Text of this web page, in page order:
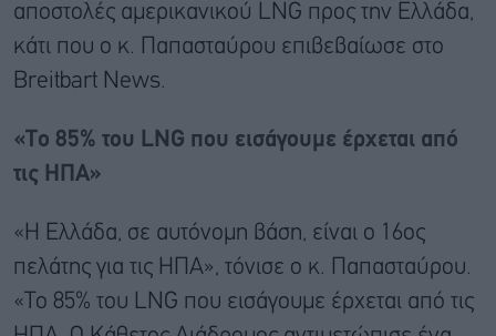
αποστολές αμερικανικού LNG προς την Ελλάδα,
κάτι που ο κ. Παπασταύρου επιβεβαίωσε στο
Breitbart News.
«Το 85% του LNG που εισάγουμε έρχεται από
τις ΗΠΑ»
«Η Ελλάδα, σε αυτόνομη βάση, είναι ο 16ος
πελάτης για τις ΗΠΑ», τόνισε ο κ. Παπασταύρου.
«Το 85% του LNG που εισάγουμε έρχεται από τις